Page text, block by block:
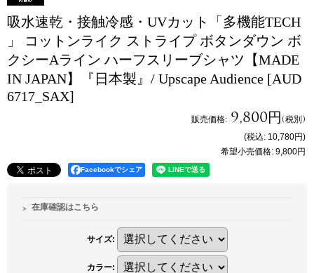
吸水速乾・接触冷感・UVカット「多機能TECH
」 コットンライク ストライプ ボタンダウン ボ
クシーAライン ハーフスリーブシャツ【MADE
IN JAPAN】『日本製』/ Upscape Audience [AUD
6717_SAX]
販売価格: 9,800円(税別)
(税込: 10,780円)
希望小売価格: 9,800円
Facebookでシェア
在庫確認はこちら
サイズ:
カラー: